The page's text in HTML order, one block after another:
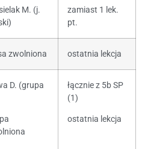
M. (j.
zamiast 1 lek.
pt.
zwolniona ostatnia lekcja
D. (grupa
łącznie z 5b SP
(1)
ostatnia lekcja